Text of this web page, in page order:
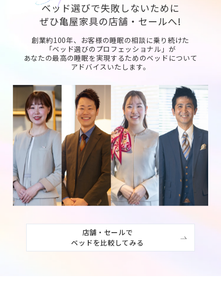
ベッド選びで失敗しないために
ぜひ亀屋家具の店舗・セールへ!
創業約100年、お客様の睡眠の相談に乗り続けた
「ベッド選びのプロフェッショナル」が
あなたの最高の睡眠を実現するためのベッドについて
アドバイスいたします。
店舗・セールで
ベッドを比較してみる